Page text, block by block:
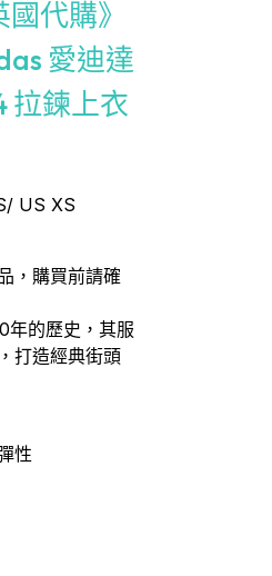
國代購》
愛迪達
拉鍊上衣
US XS
，購買前請確
的歷史，其服
打造經典街頭
性